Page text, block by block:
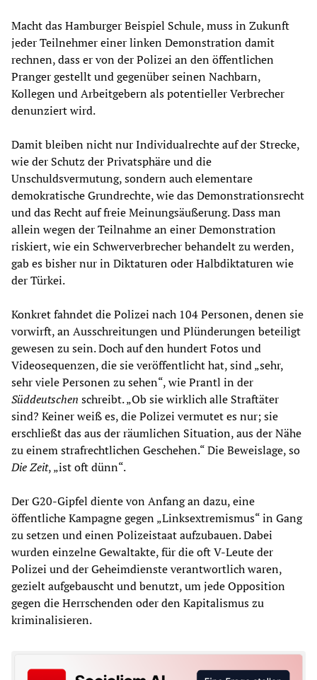
Macht das Hamburger Beispiel Schule, muss in Zukunft
jeder Teilnehmer einer linken Demonstration damit
rechnen, dass er von der Polizei an den öffentlichen
Pranger gestellt und gegenüber seinen Nachbarn,
Kollegen und Arbeitgebern als potentieller Verbrecher
denunziert wird.
Damit bleiben nicht nur Individualrechte auf der Strecke,
wie der Schutz der Privatsphäre und die
Unschuldsvermutung, sondern auch elementare
demokratische Grundrechte, wie das Demonstrationsrecht
und das Recht auf freie Meinungsäußerung. Dass man
allein wegen der Teilnahme an einer Demonstration
riskiert, wie ein Schwerverbrecher behandelt zu werden,
gab es bisher nur in Diktaturen oder Halbdiktaturen wie
der Türkei.
Konkret fahndet die Polizei nach 104 Personen, denen sie
vorwirft, an Ausschreitungen und Plünderungen beteiligt
gewesen zu sein. Doch auf den hundert Fotos und
Videosequenzen, die sie veröffentlicht hat, sind „sehr,
sehr viele Personen zu sehen“, wie Prantl in der
Süddeutschen schreibt. „Ob sie wirklich alle Straftäter
sind? Keiner weiß es, die Polizei vermutet es nur; sie
erschließt das aus der räumlichen Situation, aus der Nähe
zu einem strafrechtlichen Geschehen.“ Die Beweislage, so
Die Zeit, „ist oft dünn“.
Der G20-Gipfel diente von Anfang an dazu, eine
öffentliche Kampagne gegen „Linksextremismus“ in Gang
zu setzen und einen Polizeistaat aufzubauen. Dabei
wurden einzelne Gewaltakte, für die oft V-Leute der
Polizei und der Geheimdienste verantwortlich waren,
gezielt aufgebauscht und benutzt, um jede Opposition
gegen die Herrschenden oder den Kapitalismus zu
kriminalisieren.